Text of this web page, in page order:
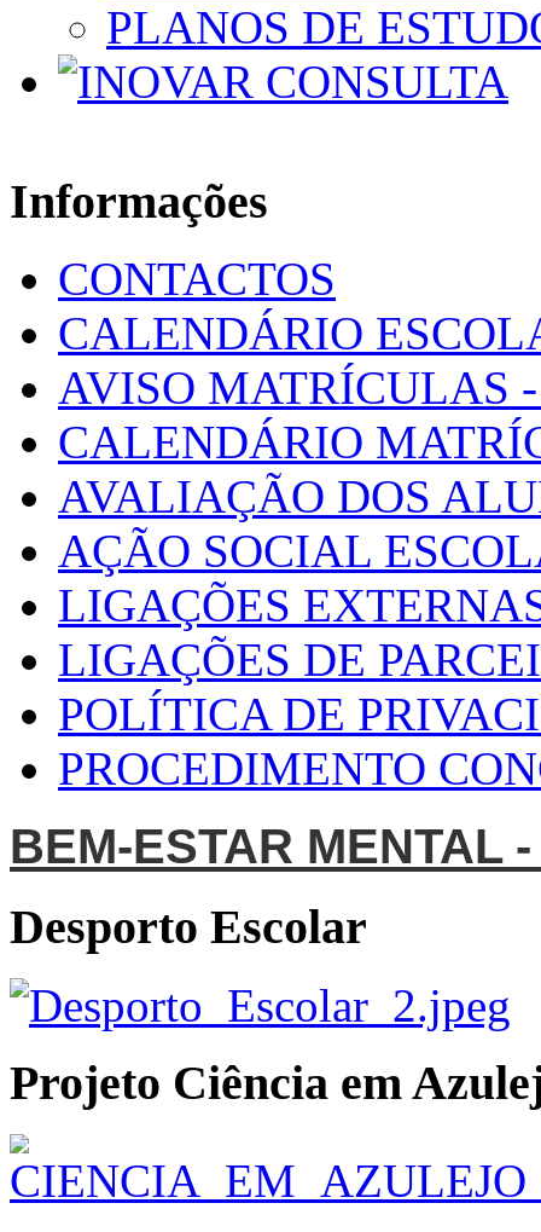
PLANOS DE
Informações
CONTACTOS
CALENDÁRIO
AVISO MATRÍCULAS
CALENDÁRIO
AVALIAÇÃO DOS
AÇÃO SOCIAL
LIGAÇÕES
LIGAÇÕES DE
POLÍTICA DE
PROCEDIMENTO
BEM-ESTAR MENTAL
Desporto Escolar
Projeto Ciência em